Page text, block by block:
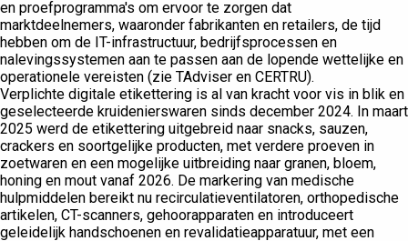
en proefprogramma's om ervoor te zorgen dat
marktdeelnemers, waaronder fabrikanten en retailers, de tijd
hebben om de IT-infrastructuur, bedrijfsprocessen en
nalevingssystemen aan te passen aan de lopende wettelijke en
operationele vereisten (zie TAdviser en CERTRU).
Verplichte digitale etikettering is al van kracht voor vis in blik en
geselecteerde kruidenierswaren sinds december 2024. In maart
2025 werd de etikettering uitgebreid naar snacks, sauzen,
crackers en soortgelijke producten, met verdere proeven in
zoetwaren en een mogelijke uitbreiding naar granen, bloem,
honing en mout vanaf 2026. De markering van medische
hulpmiddelen bereikt nu recirculatieventilatoren, orthopedische
artikelen, CT-scanners, gehoorapparaten en introduceert
geleidelijk handschoenen en revalidatieapparatuur, met een